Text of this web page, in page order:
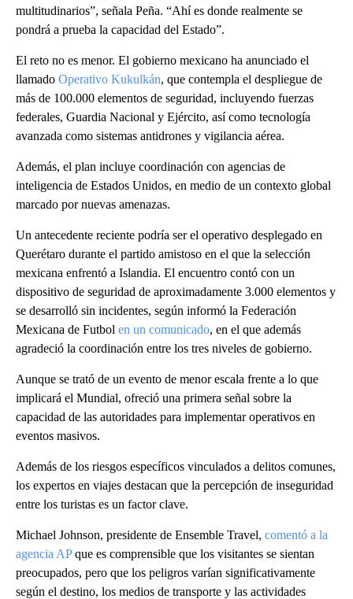
multitudinarios”, señala Peña. “Ahí es donde realmente se
pondrá a prueba la capacidad del Estado”.
El reto no es menor. El gobierno mexicano ha anunciado el
llamado Operativo Kukulkán, que contempla el despliegue de
más de 100.000 elementos de seguridad, incluyendo fuerzas
federales, Guardia Nacional y Ejército, así como tecnología
avanzada como sistemas antidrones y vigilancia aérea.
Además, el plan incluye coordinación con agencias de
inteligencia de Estados Unidos, en medio de un contexto global
marcado por nuevas amenazas.
Un antecedente reciente podría ser el operativo desplegado en
Querétaro durante el partido amistoso en el que la selección
mexicana enfrentó a Islandia. El encuentro contó con un
dispositivo de seguridad de aproximadamente 3.000 elementos y
se desarrolló sin incidentes, según informó la Federación
Mexicana de Futbol en un comunicado, en el que además
agradeció la coordinación entre los tres niveles de gobierno.
Aunque se trató de un evento de menor escala frente a lo que
implicará el Mundial, ofreció una primera señal sobre la
capacidad de las autoridades para implementar operativos en
eventos masivos.
Además de los riesgos específicos vinculados a delitos comunes,
los expertos en viajes destacan que la percepción de inseguridad
entre los turistas es un factor clave.
Michael Johnson, presidente de Ensemble Travel, comentó a la
agencia APque es comprensible que los visitantes se sientan
preocupados, pero que los peligros varían significativamente
según el destino, los medios de transporte y las actividades